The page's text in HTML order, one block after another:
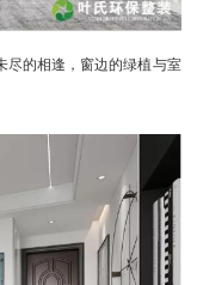
尽的相逢，窗边的绿植与室